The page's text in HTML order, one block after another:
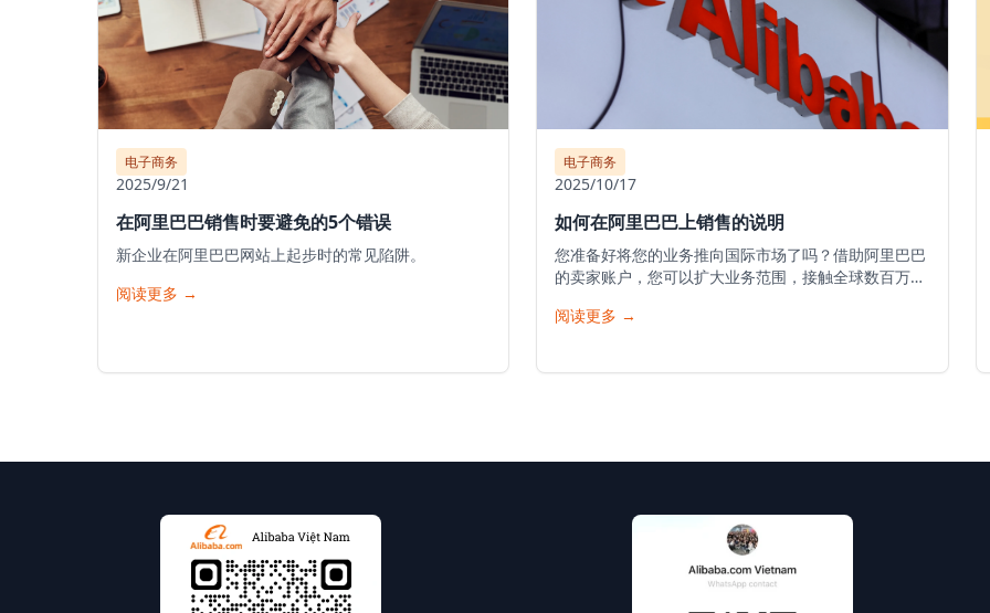
电子商务
2025/9/21
在阿里巴巴销售时要避免的5个错误
新企业在阿里巴巴网站上起步时的常见陷阱。
阅读更多 →
电子商务
2025/10/17
如何在阿里巴巴上销售的说明
您准备好将您的业务推向国际市场了吗？借助阿里巴巴
的卖家账户，您可以扩大业务范围，接触全球数百万潜
始您的销售之旅的详细指南。
阅读更多 →